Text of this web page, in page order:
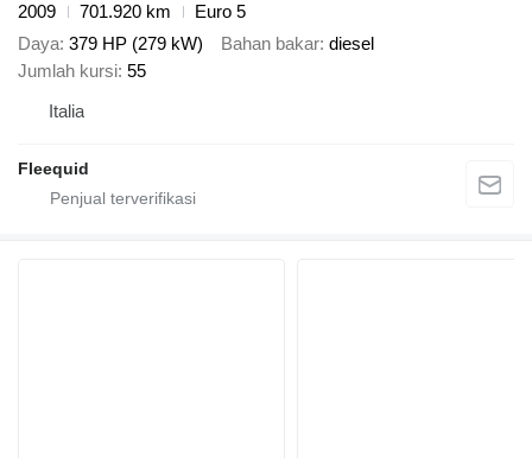
2009
701.920 km
Euro 5
Daya 379 HP (279 kW) Bahan bakar diesel
Jumlah kursi 55
Italia
Fleequid